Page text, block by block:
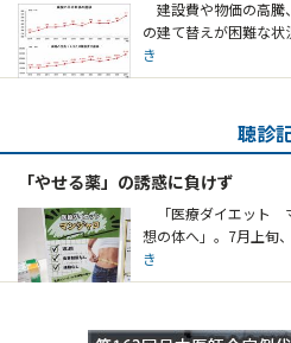
建設費や物価の高騰
の建て替えが困難な
き
聴診
「やせる薬」の誘惑に負けず
「医療ダイエット
想の体へ」。7月上旬
き